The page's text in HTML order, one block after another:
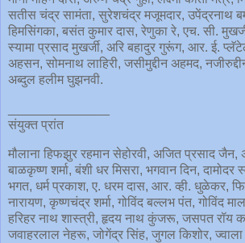
सतीस चंद्र सामंता, सुरेशचंद्र मजूमदार, उपेंद्रनाथ
हिमसिंगका, बसंत कुमार दास, रेणुका रे, एच. सी.
स्यामा प्रसाद मुखर्जी, अरि बहादुर गुरूंग, आर. ई.
अहसन, सोमनाथ लाहिरी, जसीमुद्दीन अहमद,
अब्दुल हलीम घुझनवी.
संयुक्त प्रांत
मौलाना हिफझुर रहमान सेहोरवी, अजित प्रसाद जैन,
बाळकृष्ण शर्मा, बंशी धर मिसरा, भगवान दिन,
भगत, धर्म प्रकाश, ए. धरम दास, आर. व्ही. धुळेकर,
नारायण, कृष्णचंद्र शर्मा, गोविंद बल्लभ पंत, गोविंद
हरिहर नाथ शास्त्री, हृदय नाथ कुंजरू, जसपत रॉय
जवाहरलाल नेहरू, जोगेंद्र सिंह, जुगल किशोर, ज्वाला